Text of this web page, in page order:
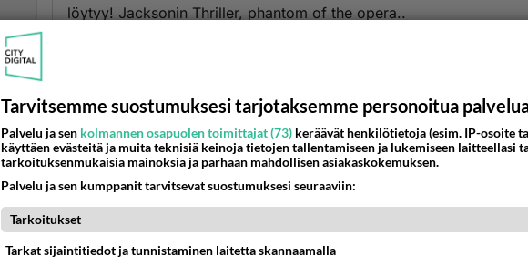
löytyy! Jacksonin Thriller, phantom of the opera..
Haamu <3
2010-09-27 10:57:21
No jos haluat ihan musiikkia niin jotain klassista ja urku-
Mutta itse ostan Pilailupuodista "Horror sounds"-levyn. Siinä on
ulvontaa, kahleiden kolinaa ja aikkea semmoista...
Tarvitsemme suostumuksesi tarjotaksemme personoitua
Palvelu ja sen kolmannen osapuolen toimittajat (73) keräävät henkilötietoja (esim. IP-osoite
käyttäen evästeitä ja muita teknisiä keinoja tietojen tallentamiseen ja lukemiseen laitteellasi
tarkoituksenmukaisia mainoksia ja parhaan mahdollisen asiakaskokemuksen.
Palvelu ja sen kumppanit tarvitsevat suostumuksesi seuraaviin:
Tarkoitukset
Tarkat sijaintitiedot ja tunnistaminen laitetta skannaamalla